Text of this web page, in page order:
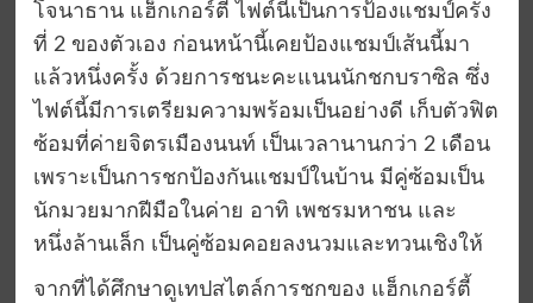
โจนาธาน แฮ็กเกอร์ตี ไฟต์นี้เป็นการป้องแชมป์ครั้ง
ที่ 2 ของตัวเอง ก่อนหน้านี้เคยป้องแชมป์เส้นนี้มา
แล้วหนึ่งครั้ง ด้วยการชนะคะแนนนักชกบราซิล ซึ่ง
ไฟต์นี้มีการเตรียมความพร้อมเป็นอย่างดี เก็บตัวฟิต
ซ้อมที่ค่ายจิตรเมืองนนท์ เป็นเวลานานกว่า 2 เดือน
เพราะเป็นการชกป้องกันแชมป์ในบ้าน มีคู่ซ้อมเป็น
นักมวยมากฝีมือในค่าย อาทิ เพชรมหาชน และ
หนึ่งล้านเล็ก เป็นคู่ซ้อมคอยลงนวมและทวนเชิงให้
จากที่ได้ศึกษาดูเทปสไตล์การชกของ แฮ็กเกอร์ตี้